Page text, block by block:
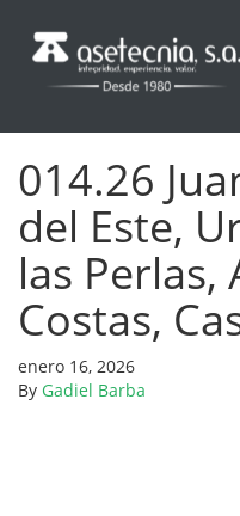
014.26
del Este,
las Perlas,
Costas,
enero 16, 2026
By Gadiel Barba